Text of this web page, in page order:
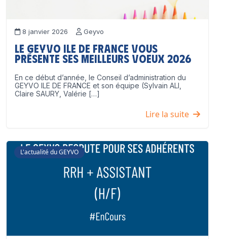
8 janvier 2026 Geyvo
Le GEYVO Ile de France vous
présente ses meilleurs voeux 2026
En ce début d’année, le Conseil d’administration du
GEYVO ILE DE FRANCE et son équipe (Sylvain ALI,
Claire SAURY, Valérie […]
Lire la suite
L'actualité du GEYVO